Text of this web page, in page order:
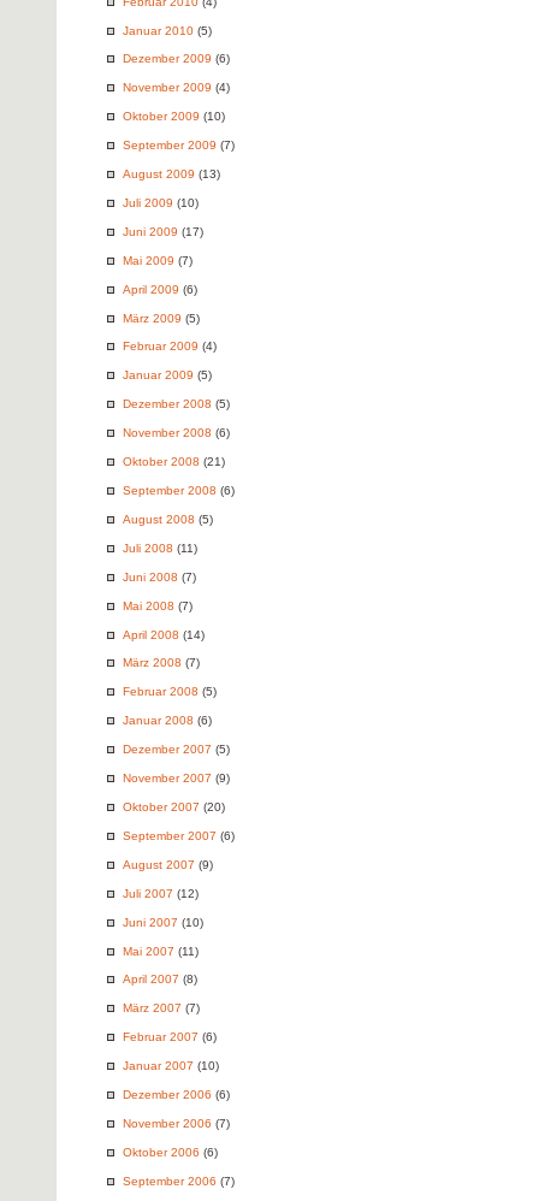
Januar 2010 (5)
Dezember 2009 (6)
November 2009 (4)
Oktober 2009 (10)
September 2009 (7)
August 2009 (13)
Juli 2009 (10)
Juni 2009 (17)
Mai 2009 (7)
April 2009 (6)
März 2009 (5)
Februar 2009 (4)
Januar 2009 (5)
Dezember 2008 (5)
November 2008 (6)
Oktober 2008 (21)
September 2008 (6)
August 2008 (5)
Juli 2008 (11)
Juni 2008 (7)
Mai 2008 (7)
April 2008 (14)
März 2008 (7)
Februar 2008 (5)
Januar 2008 (6)
Dezember 2007 (5)
November 2007 (9)
Oktober 2007 (20)
September 2007 (6)
August 2007 (9)
Juli 2007 (12)
Juni 2007 (10)
Mai 2007 (11)
April 2007 (8)
März 2007 (7)
Februar 2007 (6)
Januar 2007 (10)
Dezember 2006 (6)
November 2006 (7)
Oktober 2006 (6)
September 2006 (7)